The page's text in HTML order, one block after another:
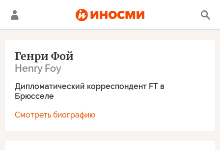
Генри Фой
Henry Foy
Дипломатический корреспондент FT в
Брюсселе
Смотреть биографию